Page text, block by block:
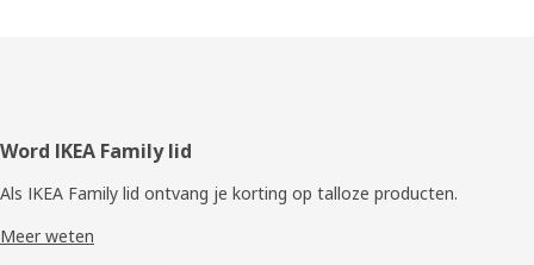
Voettekst
Word IKEA Family lid
Als IKEA Family lid ontvang je korting op talloze producten.
Meer weten